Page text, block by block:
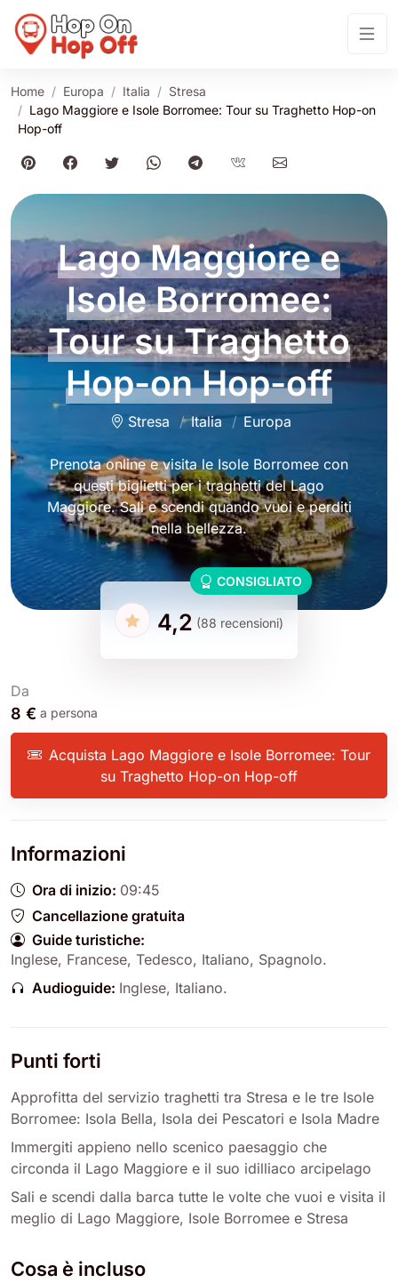
Home Europa Italia
Stresa
Lago Maggiore e Isole Borromee: Tour su Traghetto Hop-on
Hop-off
Lago Maggiore e
Isole Borromee:
Tour su Traghetto
Hop-on Hop-off
Stresa Italia Europa
Prenota online e visita le Isole Borromee con
questi biglietti per i traghetti del Lago
Maggiore. Sali e scendi quando vuoi e perditi
nella bellezza.
CONSIGLIATO
4,2 (88 recensioni)
Da
8 € a persona
Acquista Lago Maggiore e Isole Borromee: Tour
su Traghetto Hop-on Hop-off
Informazioni
Ora di inizio: 09:45
Cancellazione gratuita
Guide turistiche:
Inglese, Francese, Tedesco, Italiano, Spagnolo.
Audioguide: Inglese, Italiano.
Punti forti
Approfitta del servizio traghetti tra Stresa e le tre Isole
Borromee: Isola Bella, Isola dei Pescatori e Isola Madre
Immergiti appieno nello scenico paesaggio che
circonda il Lago Maggiore e il suo idilliaco arcipelago
Sali e scendi dalla barca tutte le volte che vuoi e visita il
meglio di Lago Maggiore, Isole Borromee e Stresa
Cosa è incluso